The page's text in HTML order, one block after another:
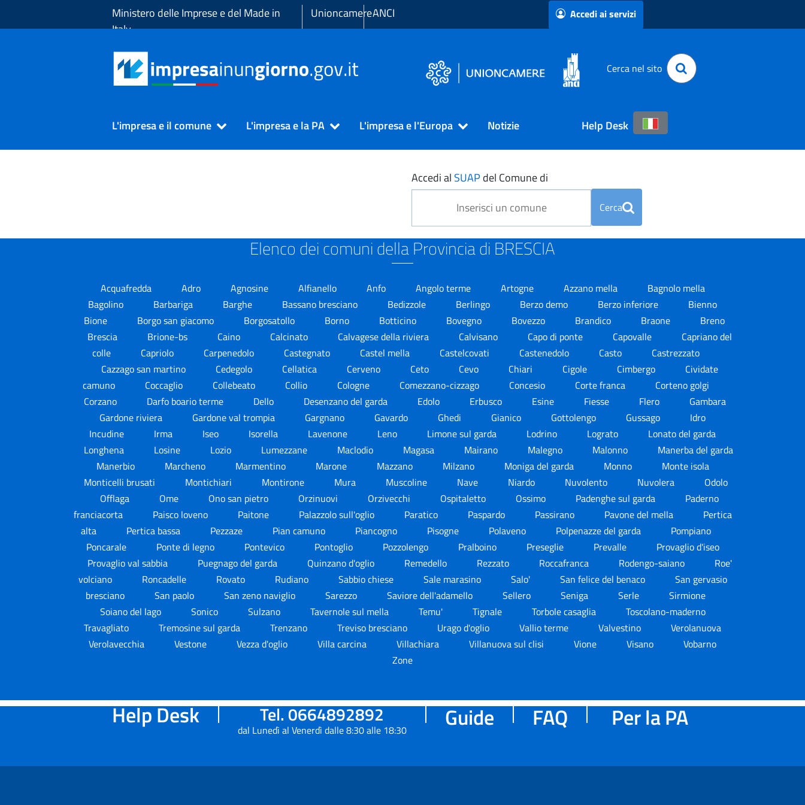
Ministero delle Imprese e del Made in
Italy
UnioncamereANCI Accedi ai servizi
Cerca nel sito
L'impresa e il comune L'impresa e la PA L'impresa e l'Europa Notizie Help Desk
Accedi al SUAP del Comune di
Cerca
Elenco dei comuni della Provincia di BRESCIA
Acquafredda Adro Agnosine Alfianello Anfo Angolo terme Artogne Azzano mella
Bagnolo mella
Bagolino
Barbariga Barghe Bassano bresciano Bedizzole Berlingo Berzo demo Berzo inferiore
Bienno
Bione
Borgo san giacomo Borgosatollo Borno Botticino Bovegno Bovezzo Brandico Braone
Breno
Brescia
Brione-bs Caino Calcinato Calvagese della riviera Calvisano Capo di ponte Capovalle
Capriano del
colle
Capriolo Carpenedolo Castegnato Castel mella Castelcovati Castenedolo Casto
Castrezzato
Cazzago san martino
Cedegolo Cellatica Cerveno Ceto Cevo Chiari Cigole Cimbergo
Cividate
camuno
Coccaglio Collebeato Collio Cologne Comezzano-cizzago Concesio Corte franca
Corteno golgi
Corzano
Darfo boario terme Dello Desenzano del garda Edolo Erbusco Esine Fiesse Flero
Gambara
Gardone riviera
Gardone val trompia Gargnano Gavardo Ghedi Gianico Gottolengo Gussago
Idro
Incudine
Irma Iseo Isorella Lavenone Leno Limone sul garda Lodrino Lograto
Lonato del garda
Longhena
Losine Lozio Lumezzane Maclodio Magasa Mairano Malegno Malonno
Manerba del garda
Manerbio
Marcheno Marmentino Marone Mazzano Milzano Moniga del garda Monno
Monte isola
Monticelli brusati
Montichiari Montirone Mura Muscoline Nave Niardo Nuvolento Nuvolera
Odolo
Offlaga
Ome Ono san pietro Orzinuovi Orzivecchi Ospitaletto Ossimo Padenghe sul garda
Paderno
franciacorta
Paisco loveno Paitone Palazzolo sull'oglio Paratico Paspardo Passirano Pavone del mella
Pertica
alta
Pertica bassa Pezzaze Pian camuno Piancogno Pisogne Polaveno Polpenazze del garda
Pompiano
Poncarale
Ponte di legno Pontevico Pontoglio Pozzolengo Pralboino Preseglie Prevalle
Provaglio d'iseo
Provaglio val sabbia
Puegnago del garda Quinzano d'oglio Remedello Rezzato Roccafranca Rodengo-saiano
Roe'
volciano
Roncadelle Rovato Rudiano Sabbio chiese Sale marasino Salo' San felice del benaco
San gervasio
bresciano
San paolo San zeno naviglio Sarezzo Saviore dell'adamello Sellero Seniga Serle
Sirmione
Soiano del lago
Sonico Sulzano Tavernole sul mella Temu' Tignale Torbole casaglia
Toscolano-maderno
Travagliato
Tremosine sul garda Trenzano Treviso bresciano Urago d'oglio Vallio terme Valvestino
Verolanuova
Verolavecchia
Vestone Vezza d'oglio Villa carcina Villachiara Villanuova sul clisi Vione Visano
Vobarno
Zone
Help Desk Tel. 0664892892
dal Lunedì al Venerdì dalle 8:30 alle 18:30 Guide FAQ Per la PA